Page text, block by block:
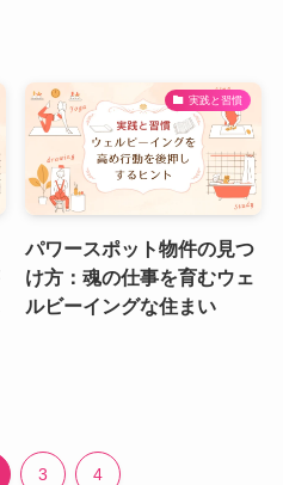
実践と習慣
パワースポット物件の見つ
け方：魂の仕事を育むウェ
ルビーイングな住まい
3 4